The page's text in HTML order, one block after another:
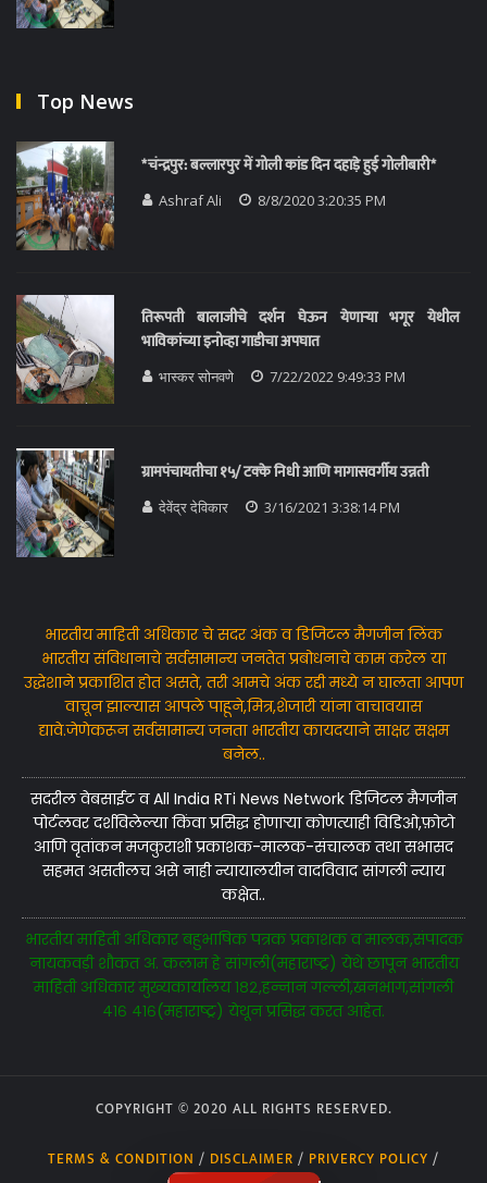
Top News
*चंन्द्रपुर: बल्लारपुर में गोली कांड दिन दहाड़े हुई गोलीबारी*
Ashraf Ali 8/8/2020 3:20:35 PM
तिरूपती बालाजीचे दर्शन घेऊन येणाऱ्या भगूर येथील
भाविकांच्या इनोव्हा गाडीचा अपघात
भास्कर सोनवणे 7/22/2022 9:49:33 PM
ग्रामपंचायतीचा १५/ टक्के निधी आणि मागासवर्गीय उन्नती
देवेंद्र देविकार 3/16/2021 3:38:14 PM
भारतीय माहिती अधिकार चे सदर अंक व डिजिटल मैगजीन लिंक
भारतीय संविधानाचे सर्वसामान्य जनतेत प्रबोधनाचे काम करेल या
उद्धेशाने प्रकाशित होत असते, तरी आमचे अंक रद्दी मध्ये न घालता आपण
वाचून झाल्यास आपले पाहूने,मित्र,शेजारी यांना वाचावयास
द्यावे.जेणेकरून सर्वसामान्य जनता भारतीय कायदयाने साक्षर सक्षम
बनेल..
सदरील वेबसाईट व All India RTi News Network डिजिटल मैगजीन
पोर्टलवर दर्शविलेल्या किंवा प्रसिद्ध होणाऱ्या कोणत्याही विडिओ,फ़ोटो
आणि वृतांकन मजकुराशी प्रकाशक-मालक-संचालक तथा सभासद
सहमत असतीलच असे नाही न्यायालयीन वादविवाद सांगली न्याय
कक्षेत..
भारतीय माहिती अधिकार बहुभाषिक पत्रक प्रकाशक व मालक,संपादक
नायकवड़ी शौकत अ. कलाम हे सांगली(महाराष्ट्र) येथे छापून भारतीय
माहिती अधिकार मुख्यकार्यालय १८२,हन्नान गल्ली,खनभाग,सांगली
४१६ ४१६(महाराष्ट्र) येथून प्रसिद्ध करत आहेत.
COPYRIGHT © 2020 ALL RIGHTS RESERVED.
TERMS & CONDITION / DISCLAIMER / PRIVERCY POLICY /